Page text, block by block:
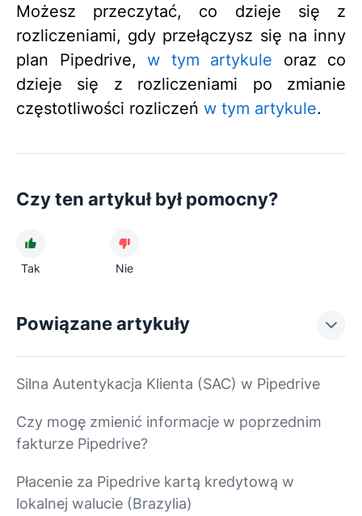
Możesz przeczytać, co dzieje się z
rozliczeniami, gdy przełączysz się na inny
plan Pipedrive, w tym artykule oraz co
dzieje się z rozliczeniami po zmianie
częstotliwości rozliczeń w tym artykule.
Czy ten artykuł był pomocny?
Tak Nie
Powiązane artykuły
Silna Autentykacja Klienta (SAC) w Pipedrive
Czy mogę zmienić informacje w poprzednim
fakturze Pipedrive?
Płacenie za Pipedrive kartą kredytową w
lokalnej walucie (Brazylia)